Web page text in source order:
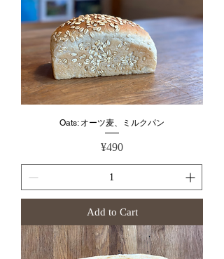
Oats: オーツ麦、ミルクパン
Price
¥490
Add to Cart